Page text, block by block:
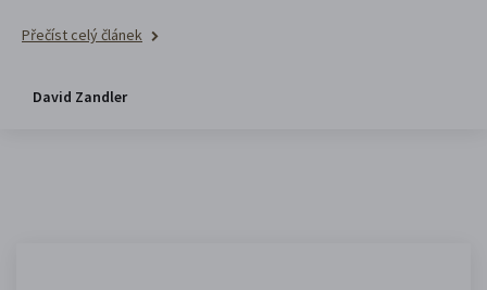
Přečíst celý článek
David Zandler